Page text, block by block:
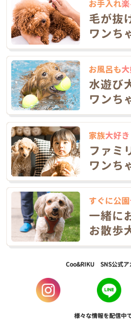
Coo&RIKU SNS公式ア
様々な情報を配信中